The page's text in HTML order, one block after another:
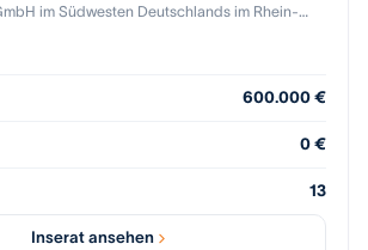
im Südwesten Deutschlands im Rhein-
ist seit mehreren Jahren
Umsätzen. Das Leistungsspektrum
liegt bei rund 500.000 bis 600.000 Euro. Die
Bestandskundenstamm, laufende
digitalisiert, bieten jedoch weiteres
600.000 €
0 €
13
Inserat ansehen